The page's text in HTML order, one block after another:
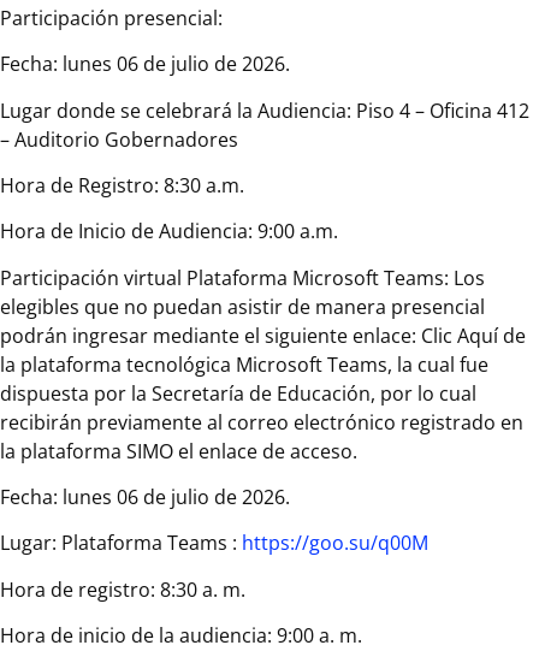
Participación presencial:
Fecha: lunes 06 de julio de 2026.
Lugar donde se celebrará la Audiencia: Piso 4 – Oficina 412
– Auditorio Gobernadores
Hora de Registro: 8:30 a.m.
Hora de Inicio de Audiencia: 9:00 a.m.
Participación virtual Plataforma Microsoft Teams: Los
elegibles que no puedan asistir de manera presencial
podrán ingresar mediante el siguiente enlace: Clic Aquí de
la plataforma tecnológica Microsoft Teams, la cual fue
dispuesta por la Secretaría de Educación, por lo cual
recibirán previamente al correo electrónico registrado en
la plataforma SIMO el enlace de acceso.
Fecha: lunes 06 de julio de 2026.
Lugar: Plataforma Teams : https://goo.su/q00M
Hora de registro: 8:30 a. m.
Hora de inicio de la audiencia: 9:00 a. m.